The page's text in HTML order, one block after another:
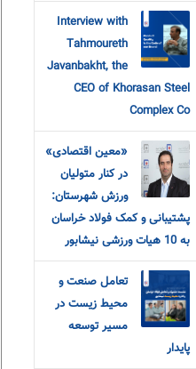
Interview with
Tahmoureth
Javanbakht, the
CEO of Khorasan Steel
Complex Co
«معین اقتصادی»
در کنار متولیان
ورزش شهرستان:
پشتیبانی و کمک فولاد خراسان
به 10 هیات ورزشی نیشابور
تعامل صنعت و
محیط زیست در
مسیر توسعه
پایدار